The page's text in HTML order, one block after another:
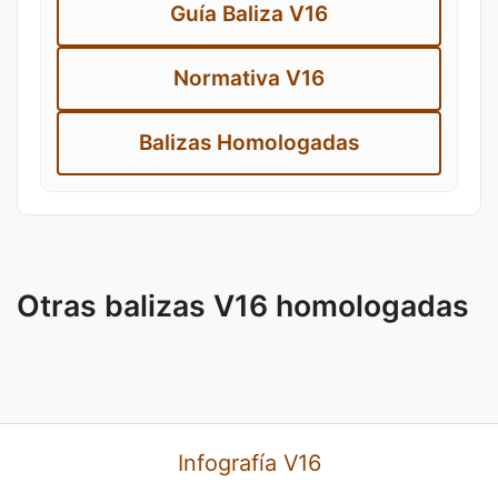
Guía Baliza V16
Normativa V16
Balizas Homologadas
Otras balizas V16 homologadas
Infografía V16